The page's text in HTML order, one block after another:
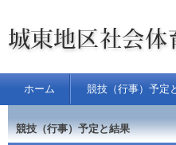
e
T
o
ジ
ャ
ン
す
ホーム 競技（行事）予定
競技（行事）予定と結果